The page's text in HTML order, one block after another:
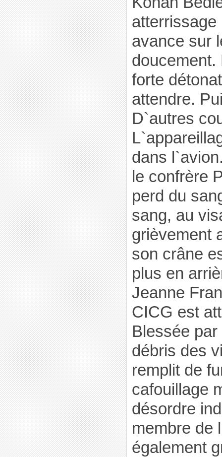
avance sur
doucement.
forte
attendre.
D`autres
dans
le confrère
perd du
sang, au
grièvement
son crâne
plus en
Jeanne
CICG est
Blessée
débris des
remplit de
cafouillage
désordre
membre de
également